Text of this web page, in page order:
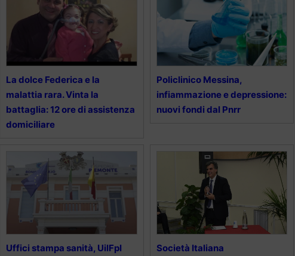
La dolce Federica e la
malattia rara. Vinta la
battaglia: 12 ore di assistenza
domiciliare
Policlinico Messina,
infiammazione e depressione:
nuovi fondi dal Pnrr
Uffici stampa sanità, UilFpl
Società Italiana